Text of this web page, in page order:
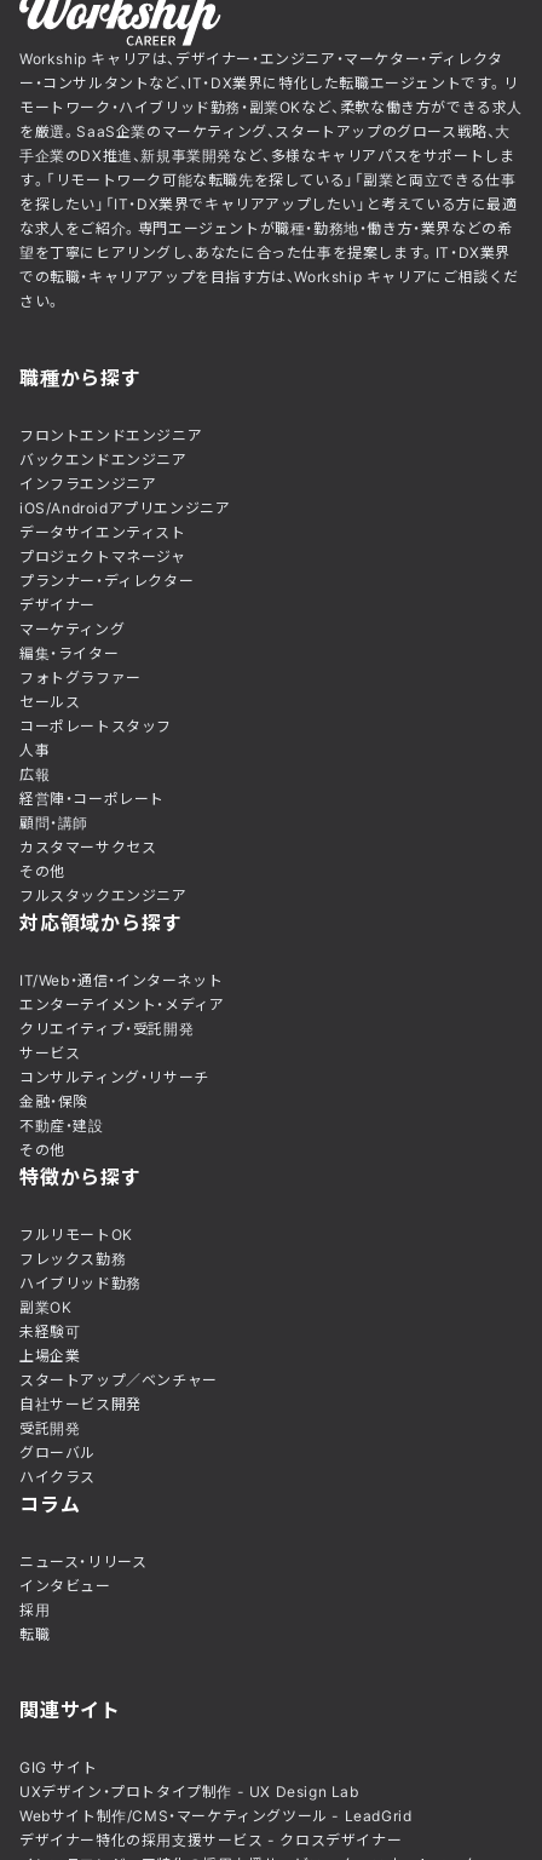
Workship キャリアは、デザイナー・エンジニア・マーケター・ディレクタ
ー・コンサルタントなど、IT・DX業界に特化した転職エージェントです。リ
モートワーク・ハイブリッド勤務・副業OKなど、柔軟な働き方ができる求人
を厳選。SaaS企業のマーケティング、スタートアップのグロース戦略、大
手企業のDX推進、新規事業開発など、多様なキャリアパスをサポートしま
す。「リモートワーク可能な転職先を探している」「副業と両立できる仕事
を探したい」「IT・DX業界でキャリアアップしたい」と考えている方に最適
な求人をご紹介。専門エージェントが職種・勤務地・働き方・業界などの希
望を丁寧にヒアリングし、あなたに合った仕事を提案します。IT・DX業界
での転職・キャリアアップを目指す方は、Workship キャリアにご相談くだ
さい。
職種から探す
フロントエンドエンジニア
バックエンドエンジニア
インフラエンジニア
iOS/Androidアプリエンジニア
データサイエンティスト
プロジェクトマネージャ
プランナー・ディレクター
デザイナー
マーケティング
編集・ライター
フォトグラファー
セールス
コーポレートスタッフ
人事
広報
経営陣・コーポレート
顧問・講師
カスタマーサクセス
その他
フルスタックエンジニア
対応領域から探す
IT/Web・通信・インターネット
エンターテイメント・メディア
クリエイティブ・受託開発
サービス
コンサルティング・リサーチ
金融・保険
不動産・建設
その他
特徴から探す
フルリモートOK
フレックス勤務
ハイブリッド勤務
副業OK
未経験可
上場企業
スタートアップ／ベンチャー
自社サービス開発
受託開発
グローバル
ハイクラス
コラム
ニュース・リリース
インタビュー
採用
転職
関連サイト
GIG サイト
UXデザイン・プロトタイプ制作 - UX Design Lab
Webサイト制作/CMS・マーケティングツール - LeadGrid
デザイナー特化の採用支援サービス - クロスデザイナー